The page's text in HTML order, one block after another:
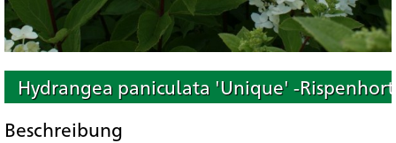
Hydrangea paniculata 'Unique' -
Beschreibung